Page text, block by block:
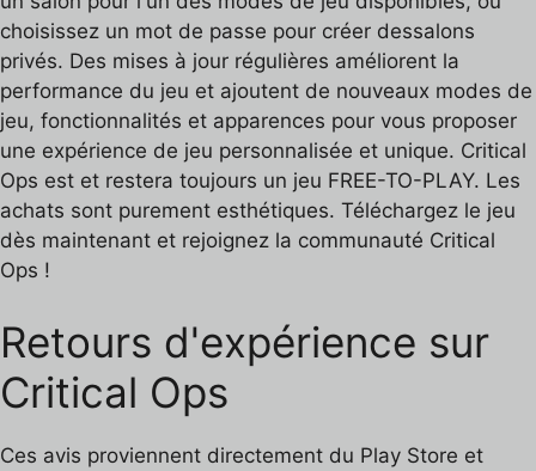
choisissez un mot de passe pour créer dessalons
privés. Des mises à jour régulières améliorent la
performance du jeu et ajoutent de nouveaux modes de
jeu, fonctionnalités et apparences pour vous proposer
une expérience de jeu personnalisée et unique. Critical
Ops est et restera toujours un jeu FREE-TO-PLAY. Les
achats sont purement esthétiques. Téléchargez le jeu
dès maintenant et rejoignez la communauté Critical
Ops !
Retours d'expérience sur
Critical Ops
Ces avis proviennent directement du Play Store et